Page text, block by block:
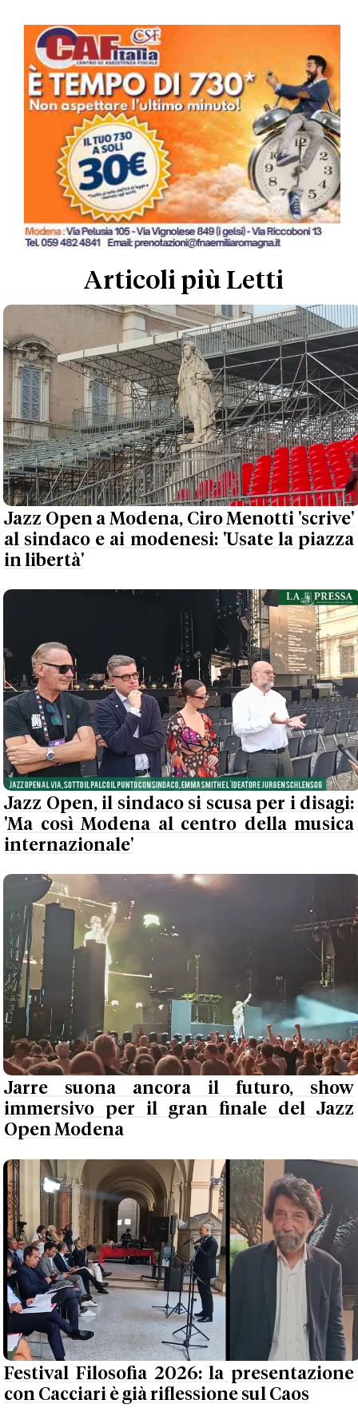
Articoli più Letti
Jazz Open a Modena, Ciro Menotti 'scrive'
al sindaco e ai modenesi: 'Usate la piazza
in libertà'
Jazz Open, il sindaco si scusa per i disagi:
'Ma così Modena al centro della musica
internazionale'
Jarre suona ancora il futuro, show
immersivo per il gran finale del Jazz
Open Modena
Festival Filosofia 2026: la presentazione
con Cacciari è già riflessione sul Caos